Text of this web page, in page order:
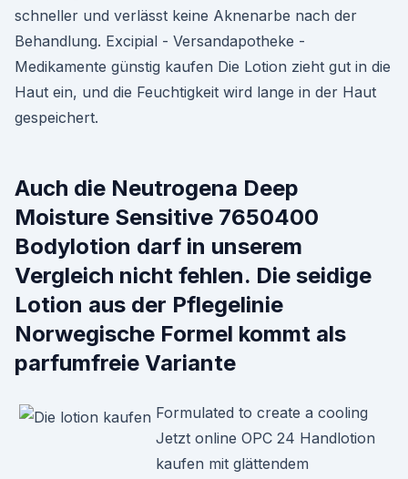
schneller und verlässt keine Aknenarbe nach der
Behandlung. Excipial - Versandapotheke -
Medikamente günstig kaufen Die Lotion zieht gut in die
Haut ein, und die Feuchtigkeit wird lange in der Haut
gespeichert.
Auch die Neutrogena Deep
Moisture Sensitive 7650400
Bodylotion darf in unserem
Vergleich nicht fehlen. Die seidige
Lotion aus der Pflegelinie
Norwegische Formel kommt als
parfumfreie Variante
Formulated to create a cooling
Jetzt online OPC 24 Handlotion
kaufen mit glättendem